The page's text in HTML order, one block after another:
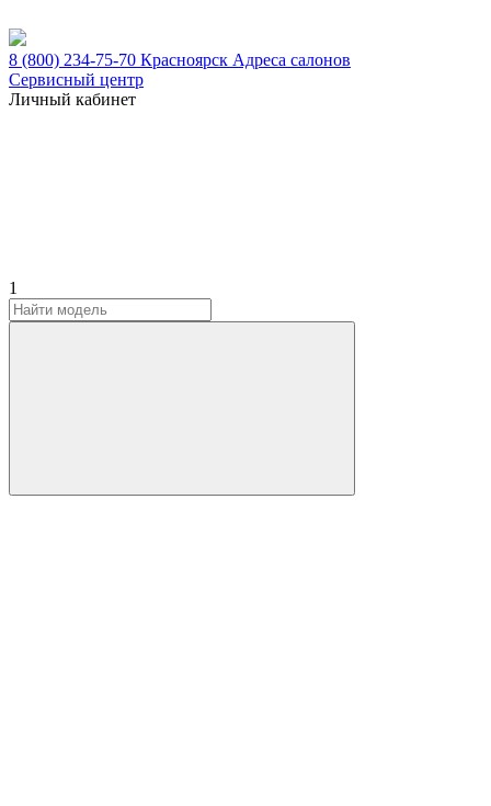
8 (800) 234-75-70 Красноярск Адреса салонов
Сервисный центр
Личный кабинет
1